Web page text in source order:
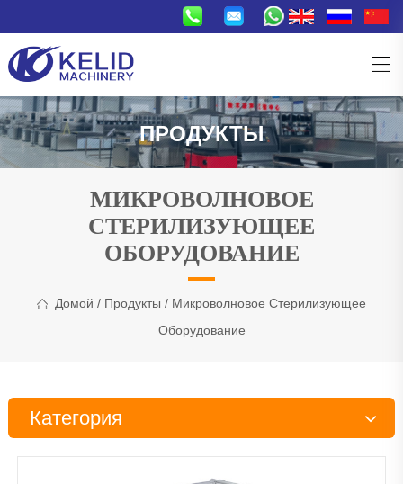
ПРОДУКТЫ
МИКРОВОЛНОВОЕ
СТЕРИЛИЗУЮЩЕЕ
ОБОРУДОВАНИЕ
Домой / Продукты / Микроволновое Стерилизующее
Оборудование
Категория